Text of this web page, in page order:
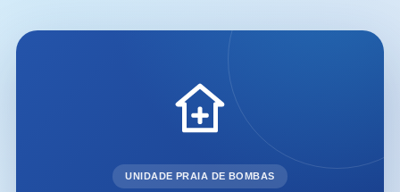
UNIDADE PRAIA DE BOMBAS